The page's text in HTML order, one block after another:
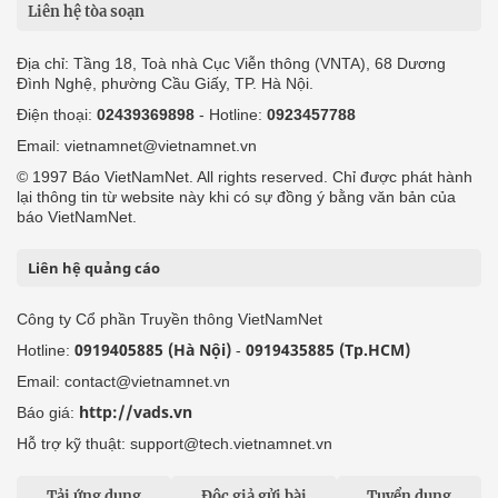
Liên hệ tòa soạn
Địa chỉ: Tầng 18, Toà nhà Cục Viễn thông (VNTA), 68 Dương
Đình Nghệ, phường Cầu Giấy, TP. Hà Nội.
Điện thoại: 02439369898 - Hotline: 0923457788
Email: vietnamnet@vietnamnet.vn
© 1997 Báo VietNamNet. All rights reserved. Chỉ được phát hành
lại thông tin từ website này khi có sự đồng ý bằng văn bản của
báo VietNamNet.
Liên hệ quảng cáo
Công ty Cổ phần Truyền thông VietNamNet
Hotline: 0919405885 (Hà Nội) - 0919435885 (Tp.HCM)
Email: contact@vietnamnet.vn
Báo giá: http://vads.vn
Hỗ trợ kỹ thuật: support@tech.vietnamnet.vn